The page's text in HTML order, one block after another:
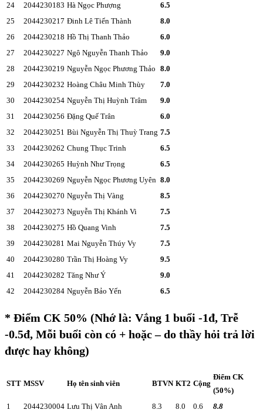
24
2044230183 Hà Ngọc Phượng
6.5
25
2044230217 Đinh Lê Tiến Thành
8.0
26
2044230218 Hồ Thị Thanh Thảo
6.0
27
2044230227 Ngô Nguyễn Thanh Thảo
9.0
28
2044230219 Nguyễn Ngọc Phương Thảo 8.0
29
2044230232 Hoàng Châu Minh Thùy
7.0
30
2044230254 Nguyễn Thị Huỳnh Trâm
9.0
31
2044230256 Đặng Quế Trân
6.0
32
2044230251 Bùi Nguyễn Thị Thuỳ Trang 7.5
33
2044230262 Chung Thục Trinh
6.5
34
2044230265 Huỳnh Như Trọng
6.5
35
2044230269 Nguyễn Ngọc Phương Uyên 8.0
36
2044230270 Nguyễn Thị Vàng
8.5
37
2044230273 Nguyễn Thị Khánh Vi
7.5
38
2044230275 Hồ Quang Vinh
7.5
39
2044230281 Mai Nguyễn Thúy Vy
7.5
40
2044230280 Trần Thị Hoàng Vy
9.5
41
2044230282 Tăng Như Ý
9.0
42
2044230284 Nguyễn Bảo Yến 6.5
* Điểm CK 50% (Nhớ là: Vắng 1 buổi -1đ, Trễ
-0.5đ, Mỗi buổi còn có + hoặc – do thầy hỏi trả lời
được hay không)
STT MSSV Họ tên sinh viên BTVN KT2 Cộng
Điểm CK
(50%)
1
2044230004 Lưu Thị Vân Anh 8.3 8.0 0.6
8.8